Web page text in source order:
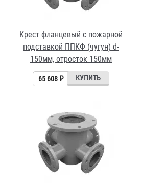
Крест фланцевый с пожарной
подставкой ППКФ (чугун) d-
150мм, отросток 150мм
65 608 ₽